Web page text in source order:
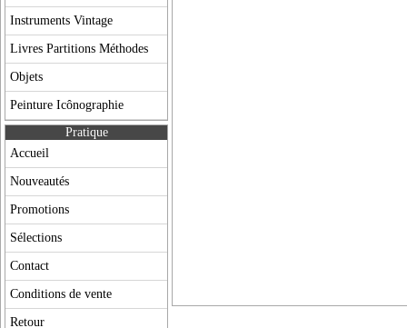
Instruments Vintage
Livres Partitions Méthodes
Objets
Peinture Icônographie
Pratique
Accueil
Nouveautés
Promotions
Sélections
Contact
Conditions de vente
Retour